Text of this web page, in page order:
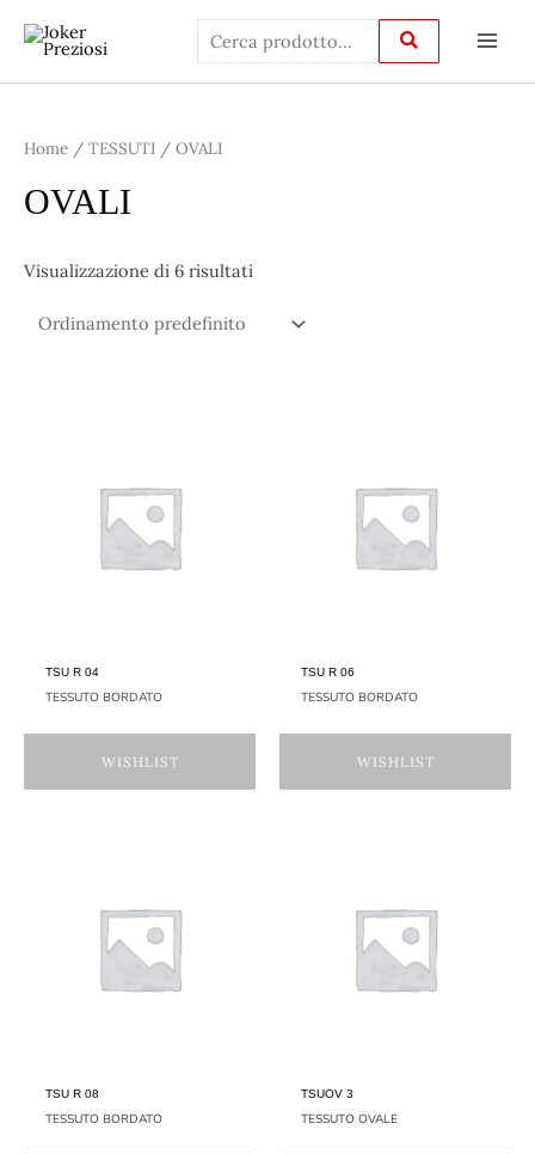
contenuto
Home / TESSUTI / OVALI
OVALI
Visualizzazione di 6 risultati
TSU R 04
TESSUTO BORDATO
WISHLIST
TSU R 06
TESSUTO BORDATO
WISHLIST
TSU R 08
TESSUTO BORDATO
TSUOV 3
TESSUTO OVALE